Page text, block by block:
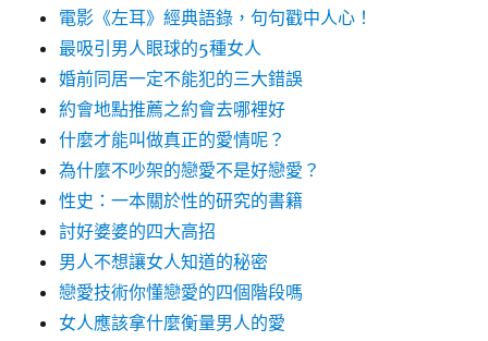
電影《左耳》經典語錄，句句戳中人心！
最吸引男人眼球的5種女人
婚前同居一定不能犯的三大錯誤
約會地點推薦之約會去哪裡好
什麼才能叫做真正的愛情呢？
為什麼不吵架的戀愛不是好戀愛？
性史：一本關於性的研究的書籍
討好婆婆的四大高招
男人不想讓女人知道的秘密
戀愛技術你懂戀愛的四個階段嗎
女人應該拿什麼衡量男人的愛